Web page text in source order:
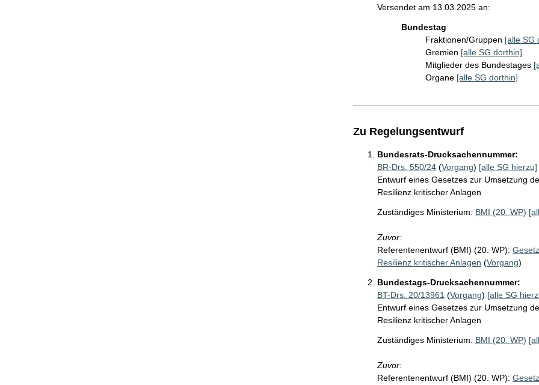
Versendet am 13.03.2025 an:
Bundestag
Fraktionen/Gruppen [alle SG
Gremien [alle SG dorthin]
Mitglieder des Bundestages
Organe [alle SG dorthin]
Zu Regelungsentwurf
Bundesrats-Drucksachennummer:
BR-Drs. 550/24(Vorgang) [alle SG hierzu]
Entwurf eines Gesetzes zur Umsetzung
Resilienz kritischer Anlagen
Zuständiges Ministerium: BMI (20. WP)
Zuvor:
Referentenentwurf (BMI) (20. WP):
Resilienz kritischer Anlagen (Vorgang)
Bundestags-Drucksachennummer:
BT-Drs. 20/13961 (Vorgang) [alle SG
Entwurf eines Gesetzes zur Umsetzung
Resilienz kritischer Anlagen
Zuständiges Ministerium: BMI (20. WP)
Zuvor:
Referentenentwurf (BMI) (20. WP):